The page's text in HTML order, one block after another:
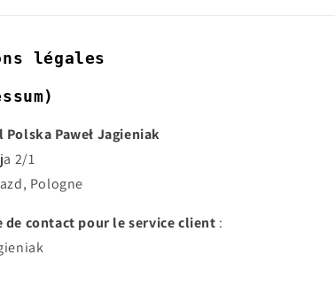
légales
Polska Paweł Jagieniak
2/1
Pologne
de contact pour le service client :